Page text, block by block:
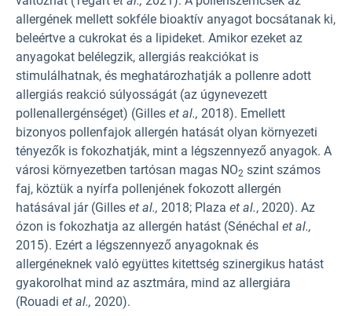
allergének mellett sokféle bioaktív anyagot bocsátanak ki,
beleértve a cukrokat és a lipideket. Amikor ezeket az
anyagokat belélegzik, allergiás reakciókat is
stimulálhatnak, és meghatározhatják a pollenre adott
allergiás reakció súlyosságát (az úgynevezett
pollenallergénséget) (Gilles et al., 2018). Emellett
bizonyos pollenfajok allergén hatását olyan környezeti
tényezők is fokozhatják, mint a légszennyező anyagok. A
városi környezetben tartósan magas NO2 szint számos
faj, köztük a nyírfa pollenjének fokozott allergén
hatásával jár (Gilles et al., 2018; Plaza et al., 2020). Az
ózon is fokozhatja az allergén hatást (Sénéchal et al.,
2015). Ezért a légszennyező anyagoknak és
allergéneknek való együttes kitettség szinergikus hatást
gyakorolhat mind az asztmára, mind az allergiára
(Rouadi et al., 2020).